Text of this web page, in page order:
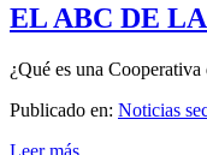
EL ABC DE
¿Qué es una
Publicado en: Noticias
Leer más